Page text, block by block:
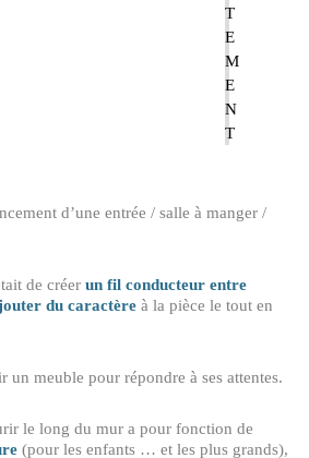
T
E
M
E
N
T
d’une entrée / salle à manger /
de créer un fil conducteur entre
du caractère à la pièce le tout en
un meuble pour répondre à ses attentes.
le long du mur a pour fonction de
(pour les enfants … et les plus grands),